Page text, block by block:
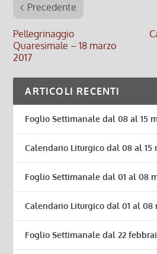
Precedente
Pellegrinaggio
Quaresimale – 18 marzo
2017
ARTICOLI RECENTI
Foglio Settimanale dal 08 al 15
Calendario Liturgico dal 08 al 15
Foglio Settimanale dal 01 al 08
Calendario Liturgico dal 01 al 08
Foglio Settimanale dal 22